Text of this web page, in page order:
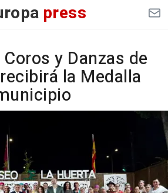
press
y Danzas de
la Medalla